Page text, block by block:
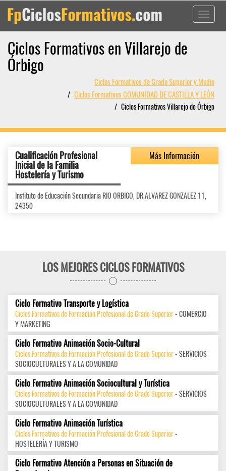
Toggle
Ciclos Formativos en Villarejo de
Órbigo
Ciclos Formativos de Grado Superior y Medio
Ciclos Formativos COMUNIDAD DE CASTILLA Y LEÓN
Ciclos Formativos Villarejo de Órbigo
Cualificación Profesional
Inicial de la Familia
Hostelería y Turismo
Más Información
Instituto de Educación Secundaria RIO ORBIGO, DR.ALVAREZ GONZALEZ 11,
24350
LOS MEJORES CICLOS FORMATIVOS
Ciclo Formativo Transporte y Logística
Ciclos Formativos de Formación Profesional de Grado Superior- COMERCIO
Y MARKETING
Ciclo Formativo Animación Socio-Cultural
Ciclos Formativos de Formación Profesional de Grado Superior- SERVICIOS
SOCIOCULTURALES Y A LA COMUNIDAD
Ciclo Formativo Animación Sociocultural y Turística
Ciclos Formativos de Formación Profesional de Grado Superior- SERVICIOS
SOCIOCULTURALES Y A LA COMUNIDAD
Ciclo Formativo Animación Turística
Ciclos Formativos de Formación Profesional de Grado Superior-
HOSTELERÍA Y TURISMO
Ciclo Formativo Atención a Personas en Situación de